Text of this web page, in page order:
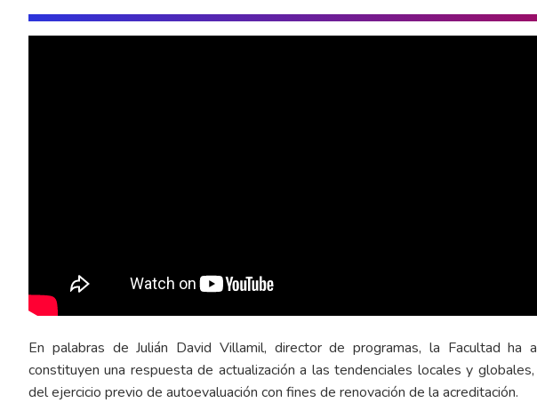
En palabras de Julián David Villamil, director de programas, la Facultad ha
constituyen una respuesta de actualización a las tendenciales locales y
del ejercicio previo de autoevaluación con fines de renovación de la acreditación.